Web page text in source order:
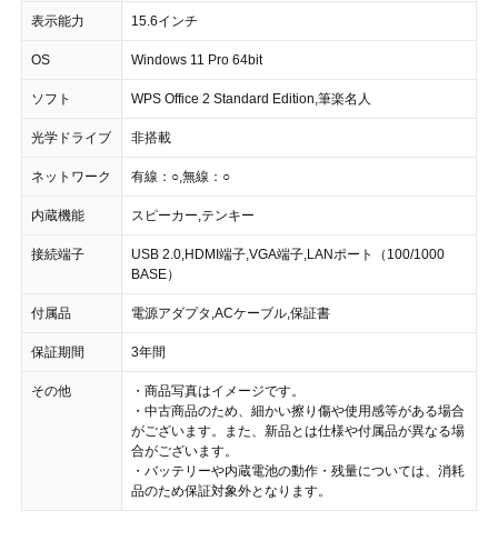
表示能力 15.6インチ
OS Windows 11 Pro 64bit
ソフト WPS Office 2 Standard Edition,筆楽名人
光学ドライブ 非搭載
ネットワーク 有線：○,無線：○
内蔵機能 スピーカー,テンキー
接続端子
USB 2.0,HDMI端子,VGA端子,LANポート（100/1000
BASE）
付属品 電源アダプタ,ACケーブル,保証書
保証期間 3年間
その他
・商品写真はイメージです。
・中古商品のため、細かい擦り傷や使用感等がある場合
がございます。また、新品とは仕様や付属品が異なる場
合がございます。
・バッテリーや内蔵電池の動作・残量については、消耗
品のため保証対象外となります。